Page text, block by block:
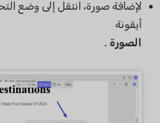
لإضافة صورة، انتقل إلى وضع
أيقونة
الصورة .